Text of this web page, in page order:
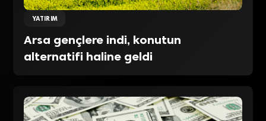
YATIRIM
Arsa gençlere indi, konutun
alternatifi haline geldi